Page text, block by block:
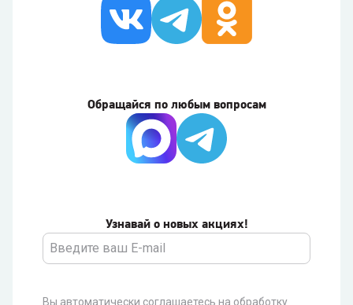
Узнавай о новых акциях!
Вы автоматически соглашаетесь на обработку
Обращайся по любым вопросам